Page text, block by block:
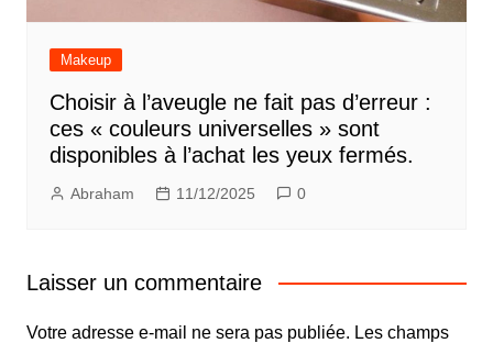
Makeup
Choisir à l’aveugle ne fait pas d’erreur :
ces « couleurs universelles » sont
disponibles à l’achat les yeux fermés.
Abraham 11/12/2025 0
Laisser un commentaire
Votre adresse e-mail ne sera pas publiée. Les champs